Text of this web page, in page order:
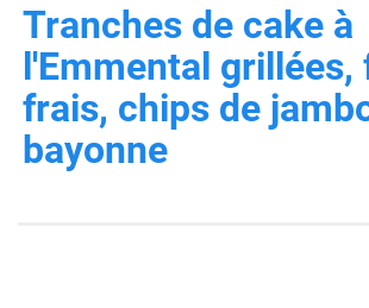
Tranches de cake à
l'Emmental grillées,
frais, chips de
bayonne